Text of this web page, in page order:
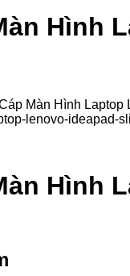
Hình
Màn Hình
Hình